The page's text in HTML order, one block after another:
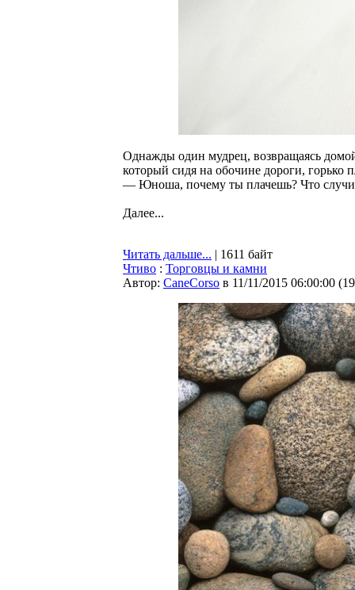
Однажды один мудрец, возвращаясь
который сидя на обочине дороги, горько
— Юноша, почему ты плачешь? Что
Далее...
Читать дальше... | 1611 байт
Чтиво : Торговцы и камни
Автор: CaneCorso в 11/11/2015 06:00:00 (